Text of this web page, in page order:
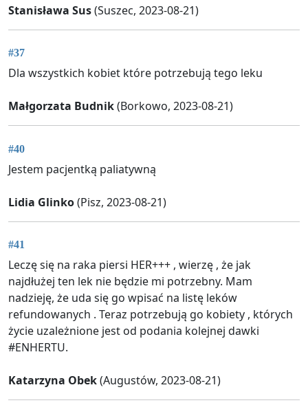
Stanisława Sus(Suszec, 2023-08-21)
#37
Dla wszystkich kobiet które potrzebują tego leku
Małgorzata Budnik(Borkowo, 2023-08-21)
#40
Jestem pacjentką paliatywną
Lidia Glinko(Pisz, 2023-08-21)
#41
Leczę się na raka piersi HER+++ , wierzę , że jak
najdłużej ten lek nie będzie mi potrzebny. Mam
nadzieję, że uda się go wpisać na listę leków
refundowanych . Teraz potrzebują go kobiety , których
życie uzależnione jest od podania kolejnej dawki
#ENHERTU.
Katarzyna Obek(Augustów, 2023-08-21)